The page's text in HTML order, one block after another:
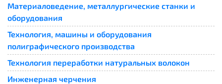
Материаловедение, металлургические станки и
оборудования
Технология, машины и оборудования
полиграфического производства
Технология переработки натуральных волокон
Инженерная черчения